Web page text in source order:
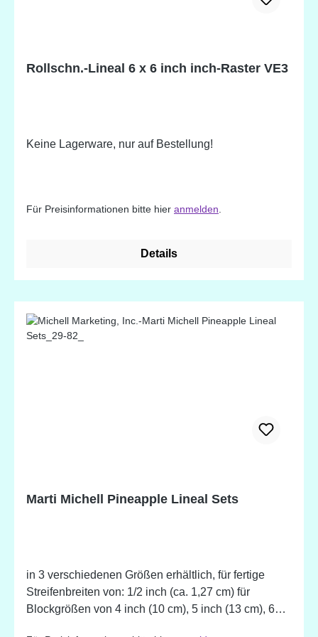
Rollschn.-Lineal 6 x 6 inch inch-Raster VE3
Keine Lagerware, nur auf Bestellung!
Für Preisinformationen bitte hier anmelden
Details
Marti Michell Pineapple Lineal Sets
in 3 verschiedenen Größen erhältlich, für fertige
Streifenbreiten von: 1/2 inch (ca. 1,27 cm) für
Blockgrößen von 4 inch (10 cm), 5 inch (13 cm), 6